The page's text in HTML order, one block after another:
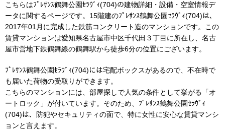
こちらはﾌﾟﾚｻﾝｽ鶴舞公園ｾﾗｳﾞｨ(704)の建物詳細・設備・空室情報デ
ータに関するページです。15階建のﾌﾟﾚｻﾝｽ鶴舞公園ｾﾗｳﾞｨ(704)は、
2017年01月に完成した鉄筋コンクリート造のマンションです。この
賃貸マンションは愛知県名古屋市中区千代田３丁目に所在し、名古
屋市営地下鉄鶴舞線の鶴舞駅から徒歩6分の位置にございます。
ﾌﾟﾚｻﾝｽ鶴舞公園ｾﾗｳﾞｨ(704)には宅配ボックスがあるので、不在時で
も届いた荷物の受取りができます。
こちらのマンションには、部屋探しで人気の条件として挙がる「オ
ートロック」が付いています。そのため、ﾌﾟﾚｻﾝｽ鶴舞公園ｾﾗｳﾞｨ
(704)は、防犯やセキュリティの面で、特に女性に安心な賃貸マンシ
ョンと言えます。